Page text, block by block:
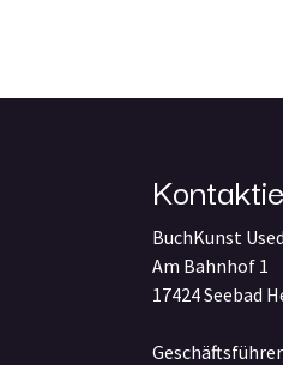
BuchKunst
Am Bahnhof 1
17424 Seebad